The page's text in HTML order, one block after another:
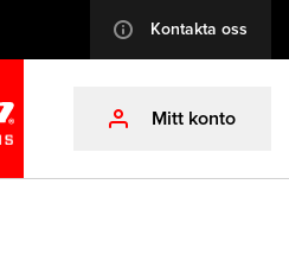
info Kontakta oss
profile Mitt konto